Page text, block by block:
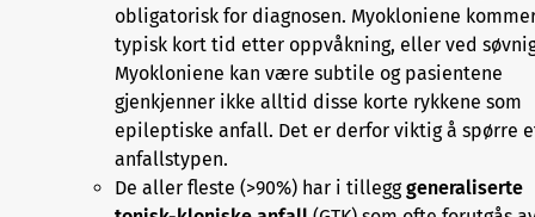
obligatorisk for diagnosen. Myokloniene
typisk kort tid etter oppvåkning, eller ved
Myokloniene kan være subtile og pasientene
gjenkjenner ikke alltid disse korte rykkene som
epileptiske anfall. Det er derfor viktig å spørre
anfallstypen.
De aller fleste (>90%) har i tillegggeneraliserte